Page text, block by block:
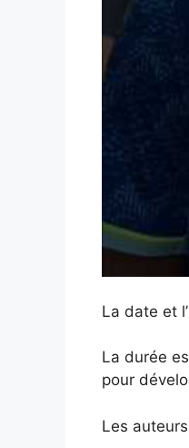
La date et
La durée
pour
Les